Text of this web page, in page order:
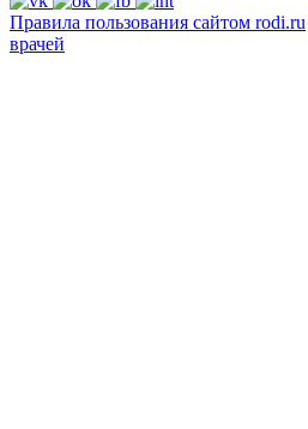
Правила пользования сайтом rodi.ru
врачей